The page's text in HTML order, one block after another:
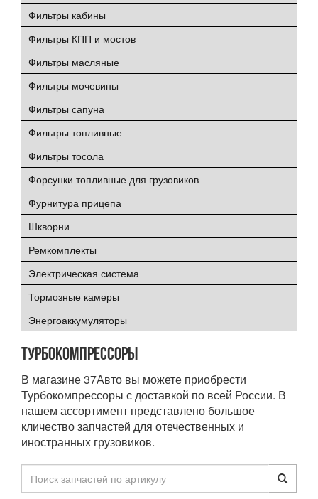
Фильтры кабины
Фильтры КПП и мостов
Фильтры масляные
Фильтры мочевины
Фильтры сапуна
Фильтры топливные
Фильтры тосола
Форсунки топливные для грузовиков
Фурнитура прицепа
Шкворни
Ремкомплекты
Электрическая система
Тормозные камеры
Энергоаккумуляторы
Турбокомпрессоры
В магазине 37Авто вы можете приобрести
Турбокомпрессоры с доставкой по всей России. В
нашем ассортимент представлено большое
кличество запчастей для отечественных и
иностранных грузовиков.